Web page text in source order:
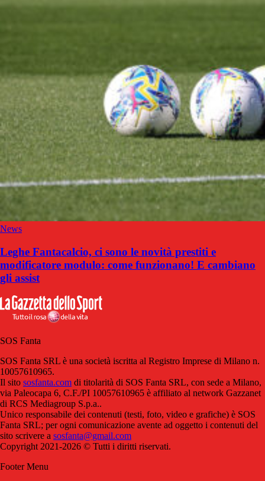
News
Leghe Fantacalcio, ci sono le novità prestiti e
modificatore modulo: come funzionano! E cambiano
gli assist
SOS Fanta
SOS Fanta SRL è una società iscritta al Registro Imprese di Milano n.
10057610965.
Il sito sosfanta.com di titolarità di SOS Fanta SRL, con sede a Milano,
via Paleocapa 6, C.F./PI 10057610965 è affiliato al network Gazzanet
di RCS Mediagroup S.p.a..
Unico responsabile dei contenuti (testi, foto, video e grafiche) è SOS
Fanta SRL; per ogni comunicazione avente ad oggetto i contenuti del
sito scrivere a sosfanta@gmail.com
Copyright 2021-2026 © Tutti i diritti riservati.
Footer Menu